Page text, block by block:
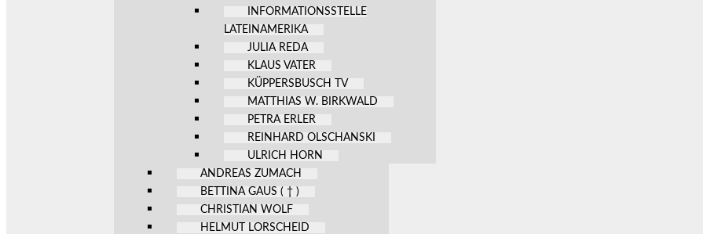
INFORMATIONSSTELLE
LATEINAMERIKA
JULIA REDA
KLAUS VATER
KÜPPERSBUSCH TV
MATTHIAS W. BIRKWALD
PETRA ERLER
REINHARD OLSCHANSKI
ULRICH HORN
ANDREAS ZUMACH
BETTINA GAUS ( † )
CHRISTIAN WOLF
HELMUT LORSCHEID